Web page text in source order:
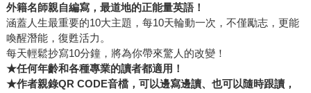
外籍名師親自編寫，最道地的正能量英語！
涵蓋人生最重要的10大主題，每10天輪動一次，不僅勵志，更能
喚醒潛能，復甦活力。
每天輕鬆抄寫10分鐘，將為你帶來驚人的改變！
★任何年齡和各種專業的讀者都適用！
★作者親錄QR CODE音檔，可以邊寫邊讀、也可以隨時跟讀，